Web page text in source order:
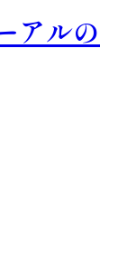
アルの